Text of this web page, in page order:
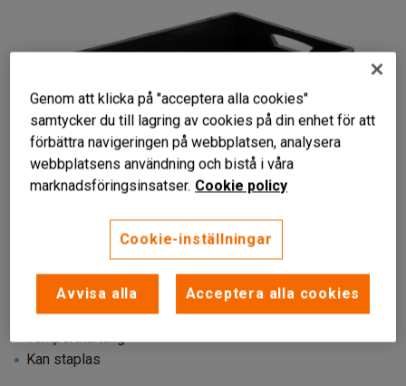
Återvunnet material
Temperaturtålig
Kan staplas
Genom att klicka på "acceptera alla cookies"
samtycker du till lagring av cookies på din enhet för att
förbättra navigeringen på webbplatsen, analysera
webbplatsens användning och bistå i våra
marknadsföringsinsatser. Cookie policy
Cookie-inställningar
Avvisa alla Acceptera alla cookies